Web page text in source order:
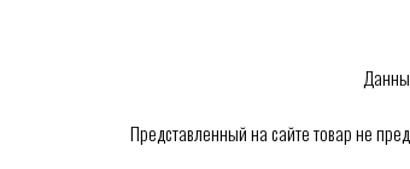
Представленный на сайте товар не